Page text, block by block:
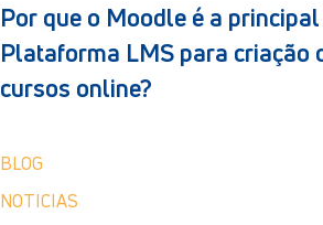
Por que o Moodle é a principal
Plataforma LMS para criação
cursos online?
BLOG
NOTICIAS